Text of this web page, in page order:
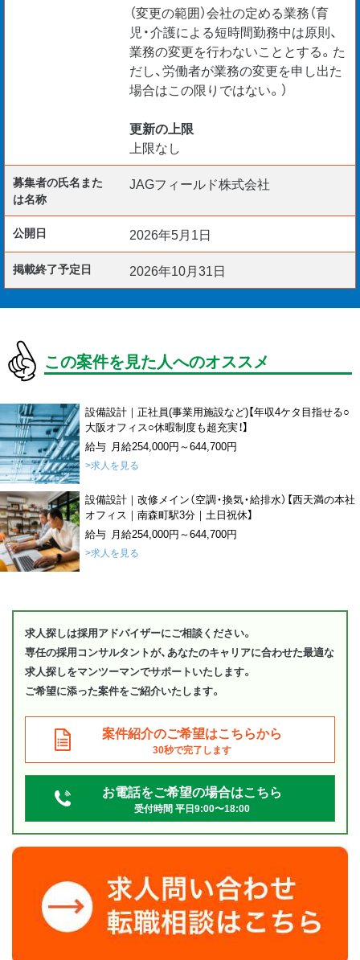
（変更の範囲）会社の定める業務（育
児・介護による短時間勤務中は原則、
業務の変更を行わないこととする。た
だし、労働者が業務の変更を申し出た
場合はこの限りではない。）
更新の上限
上限なし
募集者の氏名また
は名称
JAGフィールド株式会社
公開日 2026年5月1日
掲載終了予定日 2026年10月31日
この案件を見た人へのオススメ
設備設計｜正社員(事業用施設など)【年収4ケタ目指せる○
大阪オフィス○休暇制度も超充実！】
給与 月給254,000円～644,700円
>求人を見る
設備設計｜改修メイン（空調・換気・給排水）【西天満の本社
オフィス｜南森町駅3分｜土日祝休】
給与 月給254,000円～644,700円
>求人を見る
求人探しは採用アドバイザーにご相談ください。
専任の採用コンサルタントが、あなたのキャリアに合わせた最適な
求人探しをマンツーマンでサポートいたします。
ご希望に添った案件をご紹介いたします。
案件紹介のご希望はこちらから
30秒で完了します
お電話をご希望の場合はこちら
受付時間 平日9:00〜18:00